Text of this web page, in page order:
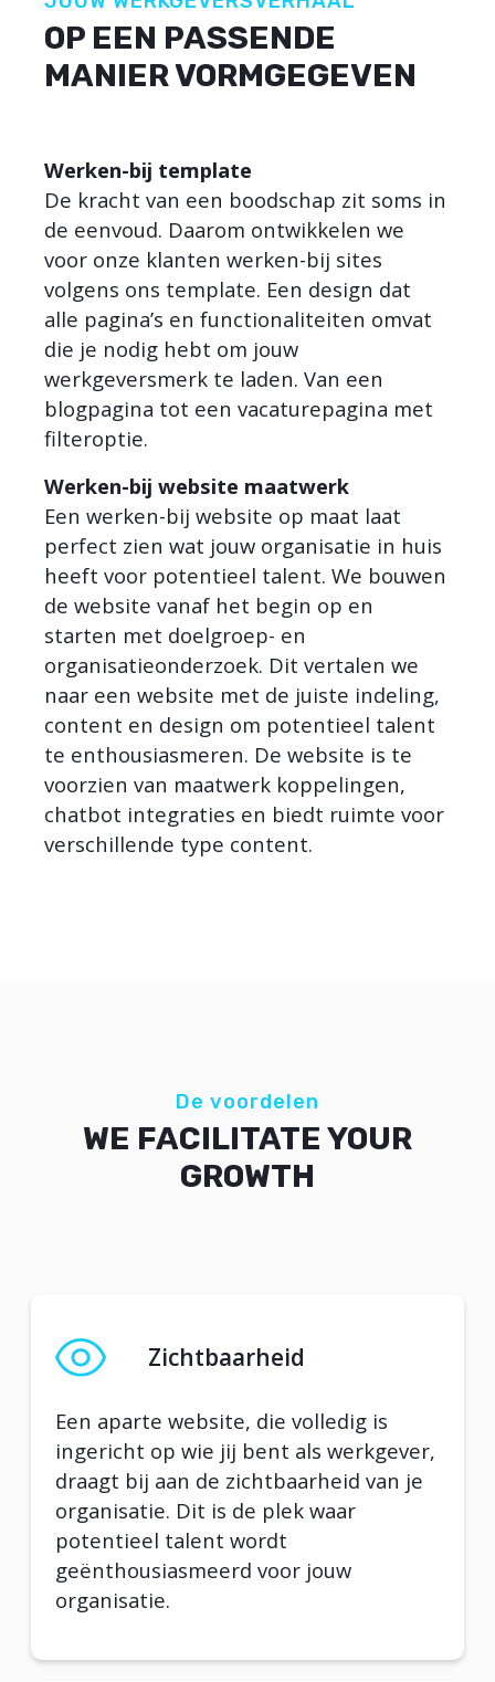
OP EEN PASSENDE
MANIER VORMGEGEVEN
Werken-bij template
De kracht van een boodschap zit soms in
de eenvoud. Daarom ontwikkelen we
voor onze klanten werken-bij sites
volgens ons template. Een design dat
alle pagina’s en functionaliteiten omvat
die je nodig hebt om jouw
werkgeversmerk te laden. Van een
blogpagina tot een vacaturepagina met
filteroptie.
Werken-bij website maatwerk
Een werken-bij website op maat laat
perfect zien wat jouw organisatie in huis
heeft voor potentieel talent. We bouwen
de website vanaf het begin op en
starten met doelgroep- en
organisatieonderzoek. Dit vertalen we
naar een website met de juiste indeling,
content en design om potentieel talent
te enthousiasmeren. De website is te
voorzien van maatwerk koppelingen,
chatbot integraties en biedt ruimte voor
verschillende type content.
De voordelen
WE FACILITATE YOUR
GROWTH
Zichtbaarheid
Een aparte website, die volledig is
ingericht op wie jij bent als werkgever,
draagt bij aan de zichtbaarheid van je
organisatie. Dit is de plek waar
potentieel talent wordt
geënthousiasmeerd voor jouw
organisatie.